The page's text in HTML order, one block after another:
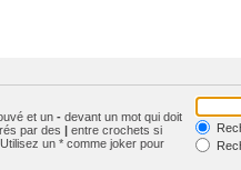
et un - devant un mot qui doit
par des | entre crochets si
un * comme joker pour